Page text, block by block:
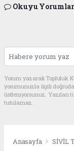
Okuyu
Yorum yazarak Topluluk
yorumunuzla ilgili
üstleniyorsunuz. Yazılan
tutulamaz.
Anasayfa SİVİL